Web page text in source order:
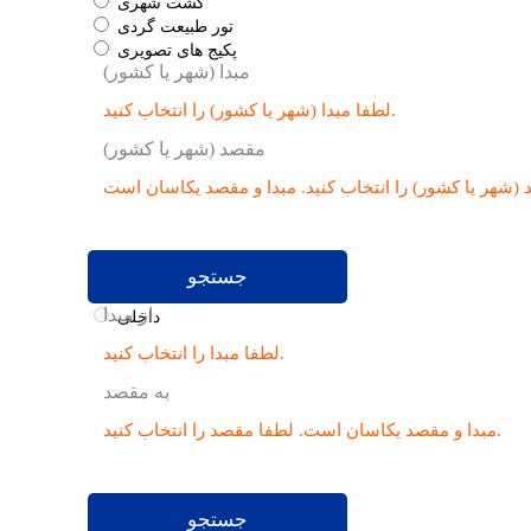
تور طبیعت گردی
پکیج های تصویری
مبدا (شهر یا کشور)
لطفا مبدا (شهر یا کشور) را انتخاب کنید.
مقصد (شهر یا کشور)
یا کشور) را انتخاب کنید.
جستجو
داخلی
از مبدا
لطفا مبدا را انتخاب کنید.
به مقصد
مبدا و مقصد یکاسان است.لطفا مقصد را انتخاب کنید.
جستجو